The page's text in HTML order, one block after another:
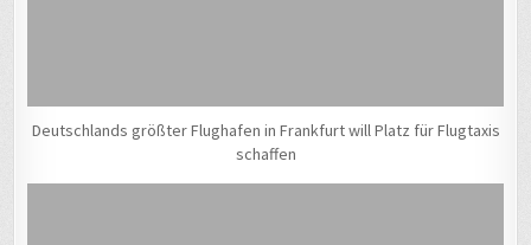
Deutschlands größter Flughafen in Frankfurt will Platz für Flugtaxis
schaffen